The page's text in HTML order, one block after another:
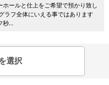
ールと仕上をご希望で預かり致し
フ全体にいえる事ではあります
秒…